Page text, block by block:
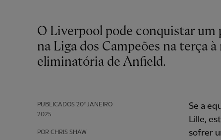
PUBLICADOS 20º JANEIRO
2025
POR CHRIS SHAW
O Liverpool pode conquistar um pedaço da história do clube ao receber o Lille
na Liga dos Campeões na terça
eliminatória de Anfield.
Se a
Lille,
sofrer